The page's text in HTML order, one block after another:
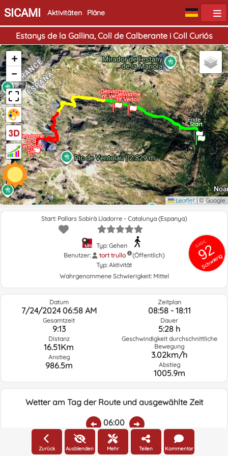
SICAMI Aktivitäten Pläne
Estanys de la Gallina, Coll de Calberante i Coll Curiós
Start
Ende
Desviame
nt Vedos
Desviame
nt Vedos
Desviame
nt a
Ventolau
pic
+
−
Leaflet |© Google
GRSIC
92
Schwierig
Start: Pallars Sobirà Lladorre - Catalunya (Espanya)
Typ: Gehen
Benutzer:
tort trullo
(Öffentlich)
Typ: Aktivität
Wahrgenommene Schwierigkeit: Mittel
Datum
7/24/2024 06:58 AM
Gesamtzeit
9:13
Distanz
16.51Km
Anstieg
986.5m
Zeitplan
08:58 - 18:11
Dauer
5:28 h
Geschwindigkeit durchschnittliche
Bewegung
3.02km/h
Abstieg
1005.9m
Wetter am Tag der Route und ausgewählte Zeit
06:00
Regen:
Durchschnittliche
Geschwindigkeit Windrichtung
Zurück Ausblenden Mehr Teilen Kommentar